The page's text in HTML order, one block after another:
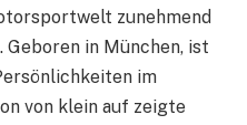
zunehmend
in München, ist
im
von klein auf zeigte